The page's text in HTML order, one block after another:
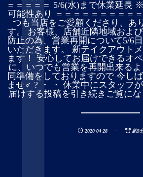
＝＝＝＝＝ 5/6(水)まで休業延長
可能性あり ＝＝＝＝＝＝＝＝＝
つも当店をご愛顧くださり、あ
す。 お客様、店舗近隣地域およ
防止の為、営業再開について5/6
いただきます。 新テイクアウト
ます！ 安心してお届けできるオ
に、いつでも営業を再開出来る
同準備をしておりますので 今し
ませ‍♂️ ?️ ・ ・ 休業中にスタッフ
届けする投稿を引き続きご覧にな
2020-04-28 約3